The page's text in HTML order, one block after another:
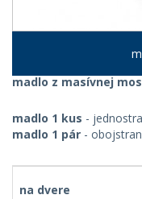
madlo z masívnej
madlo 1 kus -
madlo 1 pár -
na dvere